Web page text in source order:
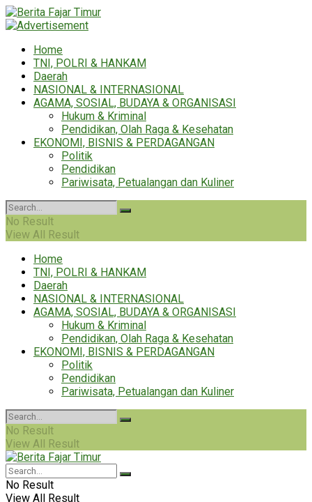
Home
TNI, POLRI & HANKAM
Daerah
NASIONAL & INTERNASIONAL
AGAMA, SOSIAL, BUDAYA & ORGANISASI
Hukum & Kriminal
Pendidikan, Olah Raga & Kesehatan
EKONOMI, BISNIS & PERDAGANGAN
Politik
Pendidikan
Pariwisata, Petualangan dan Kuliner
No Result
View All Result
Home
TNI, POLRI & HANKAM
Daerah
NASIONAL & INTERNASIONAL
AGAMA, SOSIAL, BUDAYA & ORGANISASI
Hukum & Kriminal
Pendidikan, Olah Raga & Kesehatan
EKONOMI, BISNIS & PERDAGANGAN
Politik
Pendidikan
Pariwisata, Petualangan dan Kuliner
No Result
View All Result
No Result
View All Result